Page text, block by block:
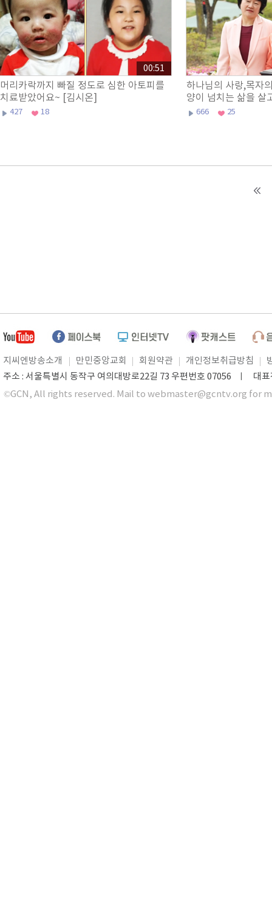
머리카락까지 빠질 정도로 심한 아토피를
치료받았어요~ [김시온]
427 18
00:51
하나님의 사랑,목자
양이 넘치는 삶을 살
권사]
666 25
지씨엔방송소개 만민중앙교회 회원약관 개인정보취급방침
주소 : 서울특별시 동작구 여의대방로22길 73 우편번호 07056 ㅣ 대
©GCN, All rights reserved. Mail to webmaster@gcntv.org for